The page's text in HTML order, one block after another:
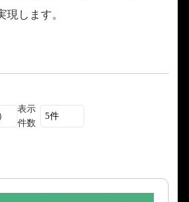
現します。
表示
件数